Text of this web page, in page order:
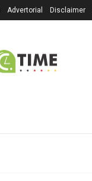
Advertorial Disclaimer